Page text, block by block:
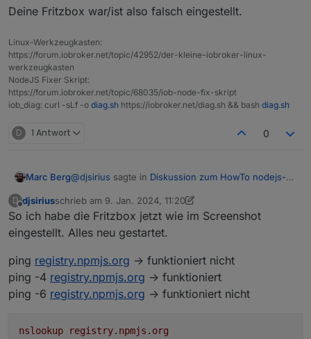
Deine Fritzbox war/ist also falsch eingestellt.
Linux-Werkzeugkasten:
https://forum.iobroker.net/topic/42952/der-kleine-iobroker-linux-
werkzeugkasten
NodeJS Fixer Skript:
https://forum.iobroker.net/topic/68035/iob-node-fix-skript
iob_diag: curl -sLf -o diag.sh https://iobroker.net/diag.sh && bash diag.sh
D 1 Antwort 0
Marc Berg@djsirius sagte in Diskussion zum HowTo nodejs-
Wenn noch jemand eine Idee hat, bitte her
mach mal auf master und slave jeweils:
ping registry.npmjs.org
ping -4 registry.npmjs.org
D
Offline
djsiriusschrieb am 9. Jan. 2024, 11:20
zuletzt editiert von djsirius 1. Sept. 2024, 12:21
So ich habe die Fritzbox jetzt wie im Screenshot
eingestellt. Alles neu gestartet.
ping registry.npmjs.org -> funktioniert nicht
ping -4 registry.npmjs.org -> funktioniert
ping -6 registry.npmjs.org -> funktioniert nicht
nslookup
registry.npmjs.org